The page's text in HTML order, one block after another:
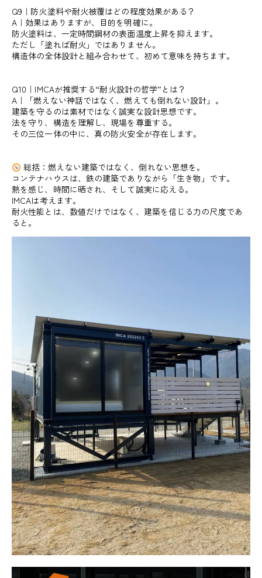
Q9｜防火塗料や耐火被覆はどの程度効果がある？
A｜効果はありますが、目的を明確に。
防火塗料は、一定時間鋼材の表面温度上昇を抑えます。
ただし「塗れば耐火」ではありません。
構造体の全体設計と組み合わせて、初めて意味を持ちます。
Q10｜IMCAが推奨する“耐火設計の哲学”とは？
A｜「燃えない神話ではなく、燃えても倒れない設計」。
建築を守るのは素材ではなく誠実な設計思想です。
法を守り、構造を理解し、現場を尊重する。
その三位一体の中に、真の防火安全が存在します。
総括：燃えない建築ではなく、倒れない思想を。
コンテナハウスは、鉄の建築でありながら「生き物」です。
熱を感じ、時間に晒され、そして誠実に応える。
IMCAは考えます。
耐火性能とは、数値だけではなく、建築を信じる力の尺度であ
ると。